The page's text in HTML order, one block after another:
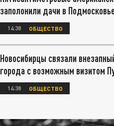
заполонили дачи в
14:38 ОБЩЕСТВО
Новосибирцы связали
города с возможным визитом
14:38 ОБЩЕСТВО